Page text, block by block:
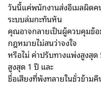
วันนี้แค่พนักงานส่งอีเมลผิด
ระบบล่มกะทันหัน
คุณอาจกลายเป็นผู้ควบคุมข้
กฎหมายไม่สนว่าจงใจ
หรือไม่ ค่าปรับทางแพ่งสูงสุ
สูงสุด 1 ปี และ
ชื่อเสียงที่พังทลายในชั่วข้าม